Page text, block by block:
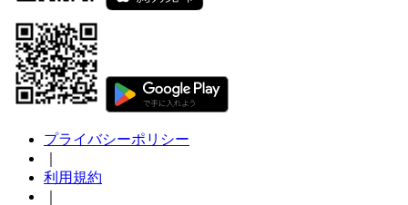
プライバシーポリシー
利用規約